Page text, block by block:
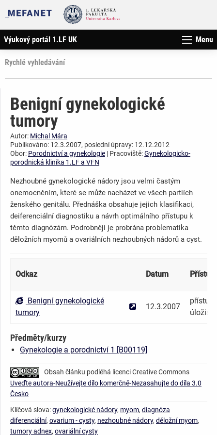
Výukový portál 1.LF UK Menu
Rychlé vyhledávání
Benigní gynekologické
tumory
Autor: Michal Mára
Publikováno: 12.3.2007, poslední úpravy: 12.12.2012
Obor: Porodnictví a gynekologie | Pracoviště:Gynekologicko-
porodnická klinika 1.LF a VFN
Nezhoubné gynekologické nádory jsou velmi častým
onemocněním, které se může nacházet ve všech partiích
ženského genitálu. Přednáška obsahuje jejich klasifikaci,
deiferenciální diagnostiku a návrh optimálního přístupu k
těmto diagnózám. Podrobněji je probrána problematika
děložních myomů a ovariálních nezhoubných nádorů a cyst.
Odkaz Datum
Benigní gynekologické
tumory
12.3.2007
přístup
úložišti
Předměty/kurzy
Gynekologie a porodnictví 1 [B00119]
Obsah článku podléhá licenci Creative Commons
Uveďte autora-Neužívejte dílo komerčně-Nezasahujte do díla 3.0
Česko
Klíčová slova:gynekologické nádory, myom, diagnóza
diferenciální, ovarium - cysty, nezhoubné nádory, děložní myom,
tumory adnex, ovariální cysty